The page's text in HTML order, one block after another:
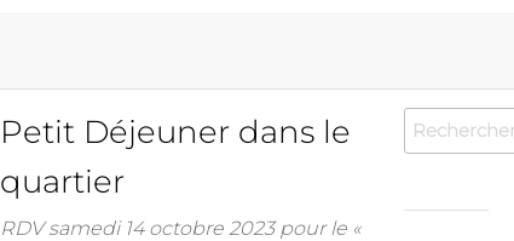
Petit Déjeuner dans le
quartier
RDV samedi 14 octobre 2023 pour le «